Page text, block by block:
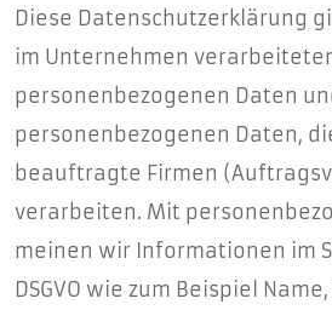
Diese Datenschutzerklärung
im Unternehmen
personenbezogenen Daten
personenbezogenen Daten,
beauftragte Firmen
verarbeiten. Mit
meinen wir Informationen im
DSGVO wie zum Beispiel